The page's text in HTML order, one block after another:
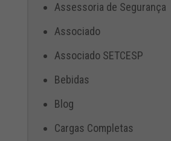
Assessoria de Segurança
Associado
Associado SETCESP
Bebidas
Blog
Cargas Completas